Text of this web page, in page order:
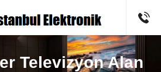
Televizyon Alan